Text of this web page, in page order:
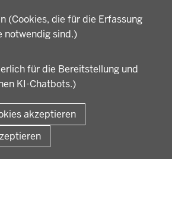
(Cookies, die für die Erfassung
notwendig sind.)
für die Bereitstellung und
KI-Chatbots.)
akzeptieren
Münster
Rechtliche Hinweise